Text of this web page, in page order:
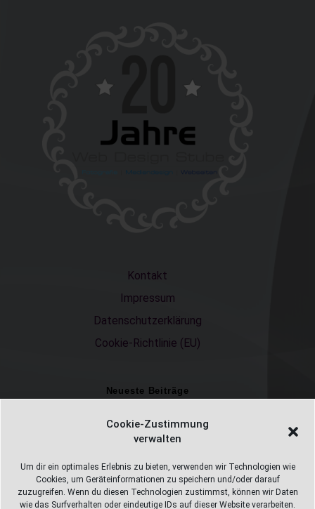
Cookie-Zustimmung
verwalten
Um dir ein optimales Erlebnis zu bieten, verwenden wir Technologien wie
Cookies, um Geräteinformationen zu speichern und/oder darauf
zuzugreifen. Wenn du diesen Technologien zustimmst, können wir Daten
wie das Surfverhalten oder eindeutige IDs auf dieser Website verarbeiten.
Kontakt
Impressum
Datenschutzerklärung
Cookie-Richtlinie (EU)
Neueste Beiträge
Einschulungsfotos 2026 – ein unvergesslicher Moment
Fotostudio in Fichtelberg
Alles Pizza oder was ;-)
Überweisungen